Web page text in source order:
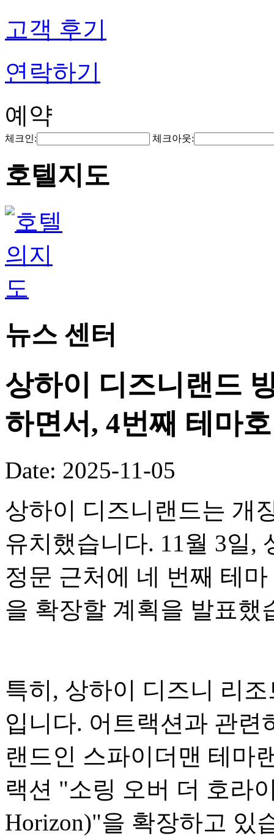
고객 후기
연락하기
예약
체크인: 체크아웃:
호텔지도
뉴스 센터
상하이 디즈니랜드
하면서, 4번째 테마
Date: 2025-11-05
상하이 디즈니랜드는 개
유치했습니다. 11월 3일,
정문 근처에 네 번째 테
을 확장할 계획을 발표했
특히, 상하이 디즈니 리
입니다. 어트랙션과 관련
랜드인 스파이더맨 테마
랙션 "소링 오버 더 호라
Horizon)"을 확장하고 있